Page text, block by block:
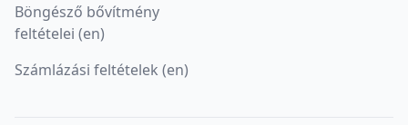
Böngésző bővítmény
feltételei (en)
Számlázási feltételek (en)